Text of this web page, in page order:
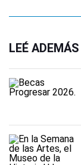
LEÉ ADEMÁS